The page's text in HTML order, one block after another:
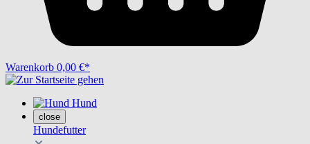
Warenkorb 0,00 €*
Hund
close
Hundefutter